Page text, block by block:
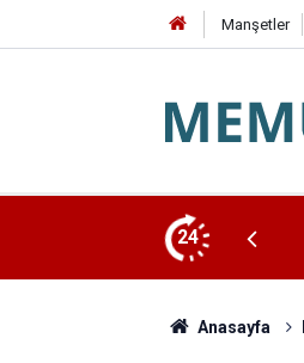
Manşetler
24
Arabistan'a Gidiyor
Anasayfa